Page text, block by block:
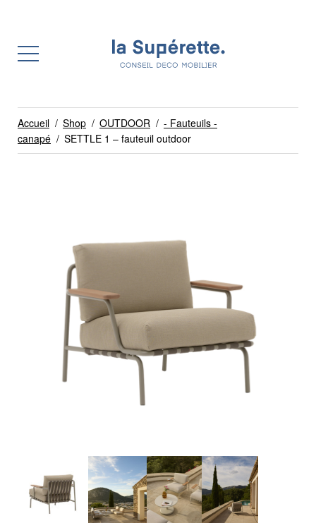
Accueil / Shop / OUTDOOR / - Fauteuils -
canapé / SETTLE 1 – fauteuil outdoor